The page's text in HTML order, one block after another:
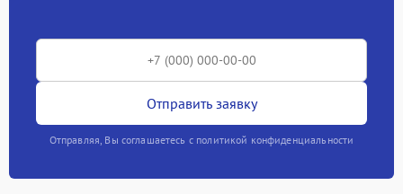
Отправить заявку
Отправляя, Вы соглашаетесь с политикой конфиденциальности